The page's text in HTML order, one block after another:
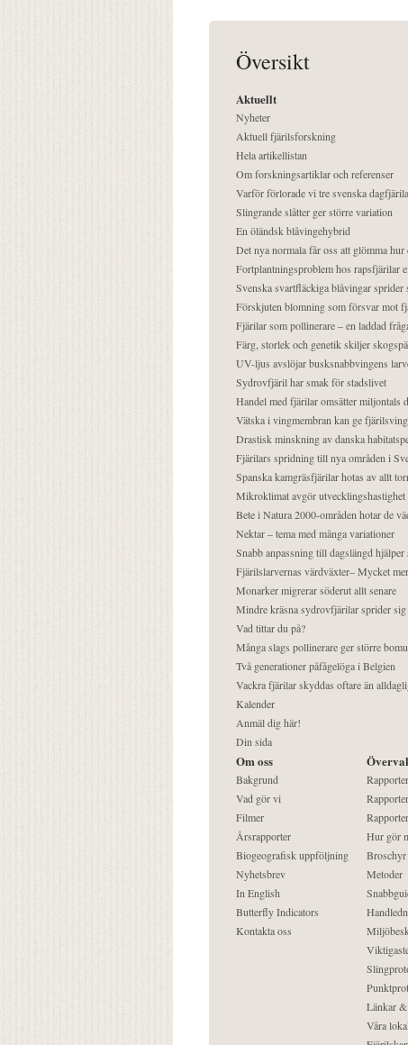
Översikt
Aktuellt
Nyheter
Aktuell fjärilsforskning
Hela artikellistan
Om forskningsartiklar och referenser
Varför förlorade vi tre svenska
Slingrande slåtter ger större variation
En öländsk blåvingehybrid
Det nya normala får oss att glömma hur
Fortplantningsproblem hos rapsfjärilar
Svenska svartfläckiga blåvingar sprider
Förskjuten blomning som försvar mot
Fjärilar som pollinerare – en laddad
Färg, storlek och genetik skiljer
UV-ljus avslöjar busksnabbvingens
Sydrovfjäril har smak för stadslivet
Handel med fjärilar omsätter miljontals
Vätska i vingmembran kan ge
Drastisk minskning av danska
Fjärilars spridning till nya områden i
Spanska kamgräsfjärilar hotas av allt
Mikroklimat avgör utvecklingshastighet
Bete i Natura 2000-områden hotar de
Nektar – tema med många variationer
Snabb anpassning till dagslängd
Fjärilslarvernas värdväxter– Mycket
Monarker migrerar söderut allt senare
Mindre kräsna sydrovfjärilar sprider
Vad tittar du på?
Många slags pollinerare ger större
Två generationer påfågelöga i Belgien
Vackra fjärilar skyddas oftare än
Kalender
Anmäl dig här!
Din sida
Om oss
Bakgrund
Vad gör vi
Filmer
Årsrapporter
Biogeografisk uppföljning
Nyhetsbrev
In English
Butterfly Indicators
Kontakta oss
Hur gör
Broschyr
Metoder
Länkar
Våra